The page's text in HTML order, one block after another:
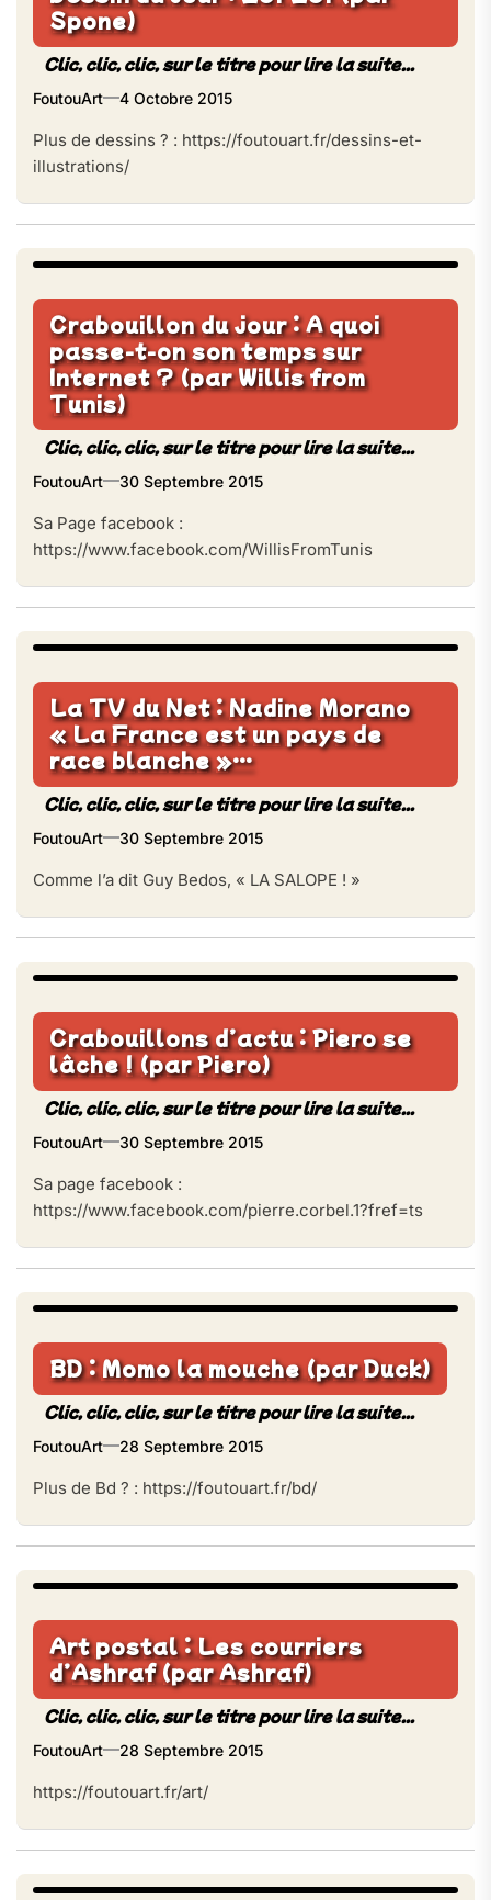
Spone)
FoutouArt 4 Octobre 2015
Plus de dessins ? : https://foutouart.fr/dessins-et-
illustrations/
Crabouillon du jour : A quoi
passe-t-on son temps sur
Internet ? (par Willis from
Tunis)
FoutouArt 30 Septembre 2015
Sa Page facebook :
https://www.facebook.com/WillisFromTunis
La TV du Net : Nadine Morano
« La France est un pays de
race blanche »…
FoutouArt 30 Septembre 2015
Comme l’a dit Guy Bedos, « LA SALOPE ! »
Crabouillons d’actu : Piero se
lâche ! (par Piero)
FoutouArt 30 Septembre 2015
Sa page facebook :
https://www.facebook.com/pierre.corbel.1?fref=ts
BD : Momo la mouche (par Duck)
FoutouArt 28 Septembre 2015
Plus de Bd ? : https://foutouart.fr/bd/
Art postal : Les courriers
d’Ashraf (par Ashraf)
FoutouArt 28 Septembre 2015
https://foutouart.fr/art/